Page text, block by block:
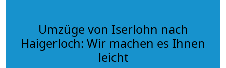
Umzüge von Iserlohn nach
Haigerloch: Wir machen es Ihnen
leicht